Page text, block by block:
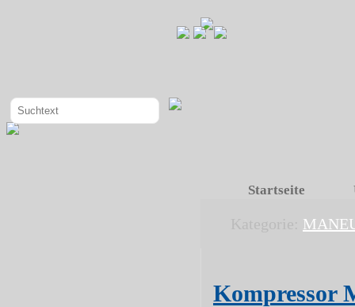
Startseite
Kompressor